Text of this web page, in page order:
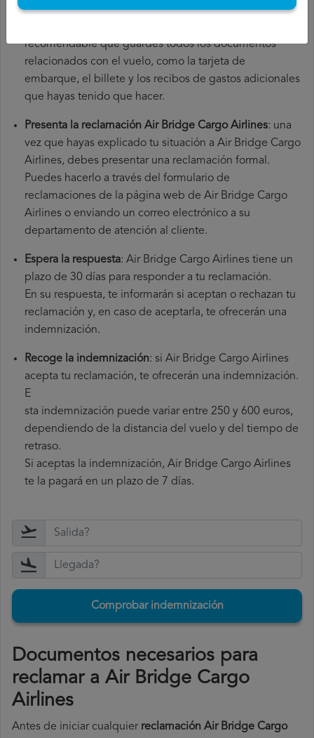
el número de tu vuelo, la fecha de salida, el aeropuerto
recomendable que guardes todos los documentos
relacionados con el vuelo, como la tarjeta de
embarque, el billete y los recibos de gastos adicionales
que hayas tenido que hacer.
Presenta la reclamación Air Bridge Cargo Airlines: una
vez que hayas explicado tu situación a Air Bridge Cargo
Airlines, debes presentar una reclamación formal.
Puedes hacerlo a través del formulario de
reclamaciones de la página web de Air Bridge Cargo
Airlines o enviando un correo electrónico a su
departamento de atención al cliente.
Espera la respuesta: Air Bridge Cargo Airlines tiene un
plazo de 30 días para responder a tu reclamación.
En su respuesta, te informarán si aceptan o rechazan tu
reclamación y, en caso de aceptarla, te ofrecerán una
indemnización.
Recoge la indemnización: si Air Bridge Cargo Airlines
acepta tu reclamación, te ofrecerán una indemnización.
E
sta indemnización puede variar entre 250 y 600 euros,
dependiendo de la distancia del vuelo y del tiempo de
retraso.
Si aceptas la indemnización, Air Bridge Cargo Airlines
te la pagará en un plazo de 7 días.
Comprobar indemnización
Documentos necesarios para
reclamar a Air Bridge Cargo
Airlines
Antes de iniciar cualquier reclamación Air Bridge Cargo